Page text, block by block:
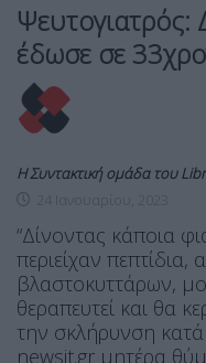
Ψευτογιατρός:
έδωσε σε
Η Συντακτική ομάδα του
“Δίνοντας κάποια
περιείχαν
βλαστοκυττάρων,
θεραπευτεί και θα
την σκλήρυνση
newsit.gr μητέρα